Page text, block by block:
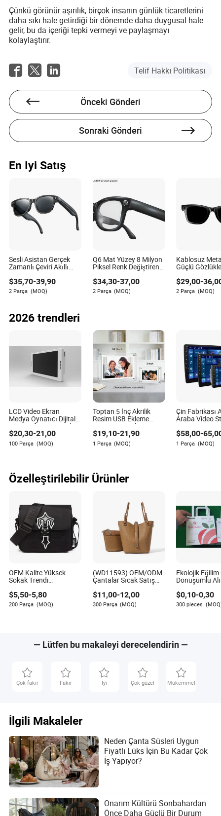
Çünkü görünür aşırılık, birçok insanın günlük ticaretlerini
daha sıkı hale getirdiği bir dönemde daha duygusal hale
gelir, bu da içeriği tepki vermeyi ve paylaşmayı
kolaylaştırır.
Telif Hakkı Politikası
Önceki Gönderi
Sonraki Gönderi
En Iyi Satış
Sesli Asistan Gerçek
Zamanlı Çeviri Akıllı
Video Gözlükleri
$35,70-39,90
2 Parça (MOQ)
Q6 Mat Yüzey 8 Milyon
Piksel Renk Değiştiren
Lens Bluetooth WiFi
Kamera Video Ai Akıllı
Gözlükler
$34,30-37,00
2 Parça (MOQ)
Kablosuz Meta
Güçlü
Yapay Zeka
Gözlüğü
$29,00-
2 Parça (MOQ)
2026 trendleri
LCD Video Ekran
Medya Oynatıcı Dijital
Fotoğraf Çerçevesi ile
Hoparlör Ön
$20,30-21,00
100 Parça (MOQ)
Toptan 5 İnç Akrilik
Resim USB Ekleme
Oynatma Fonksiyonu
Video Sonsuz Nesne
Şeffaf Dijital Fotoğraf
Çerçevesi
$19,10-21,90
1 Parça (MOQ)
Çin Fabrikası
Araba Video
Ses Sistemi
$58,00-
1 Parça (MOQ)
Özelleştirilebilir Ürünler
OEM Kalite Yüksek
Sokak Trendi
Tanıtım Okul Hediyesi
Erkek Tote Bayan Kadın
Alışveriş Seyahat Tek
$5,50-5,80
200 Parça (MOQ)
(WD11593) OEM/ODM
Çantalar Sıcak Satış
Omuz Çantası Toptan
Kova Çantası Trend
Bayan Alışveriş Çantası
El Çantası Moda
$11,00-12,00
300 Parça (MOQ)
Ekolojik Eğilim
Dönüşümlü
Günlük
Promosyon
Torba
$0,10-0,30
300 pieces
— Lütfen bu makaleyi derecelendirin —
Çok fakir Fakir İyi Çok güzel Mükemmel
İlgili Makaleler
Neden Çanta Süsleri Uygun
Fiyatlı Lüks İçin Bu Kadar Çok
İş Yapıyor?
Onarım Kültürü Sonbahardan
Önce Daha Güçlü Bir Durum